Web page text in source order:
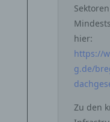
hier:
https://
g.de/
Zu den